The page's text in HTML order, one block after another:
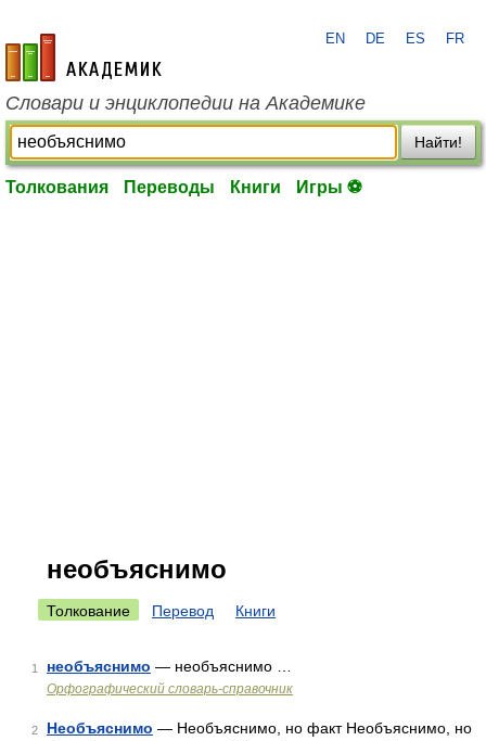
academic.ru
EN DE ES FR
Словари и энциклопедии на Академике
Найти!
Толкования Переводы Книги Игры ⚽
необъяснимо
Толкование Перевод Книги
1 необъяснимо — необъяснимо …
Орфографический словарь-справочник
2 Необъяснимо — Необъяснимо, но факт Необъяснимо, но